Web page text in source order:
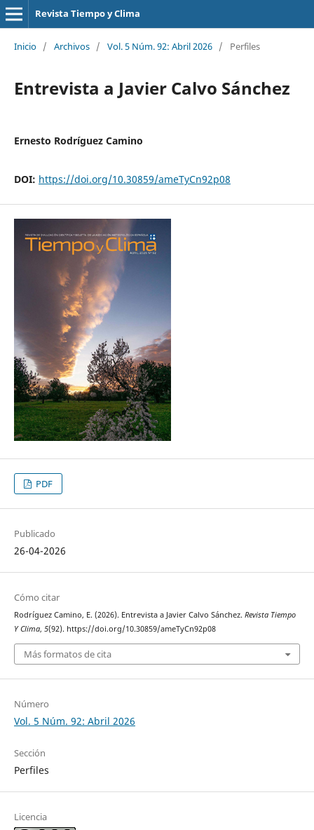
Revista Tiempo y Clima
Inicio / Archivos / Vol. 5 Núm. 92: Abril 2026 / Perfiles
Entrevista a Javier Calvo Sánchez
Ernesto Rodríguez Camino
DOI: https://doi.org/10.30859/ameTyCn92p08
PDF
Publicado
26-04-2026
Cómo citar
Rodríguez Camino, E. (2026). Entrevista a Javier Calvo Sánchez. Revista Tiempo
Y Clima, 5(92). https://doi.org/10.30859/ameTyCn92p08
Más formatos de cita
Número
Vol. 5 Núm. 92: Abril 2026
Sección
Perfiles
Licencia